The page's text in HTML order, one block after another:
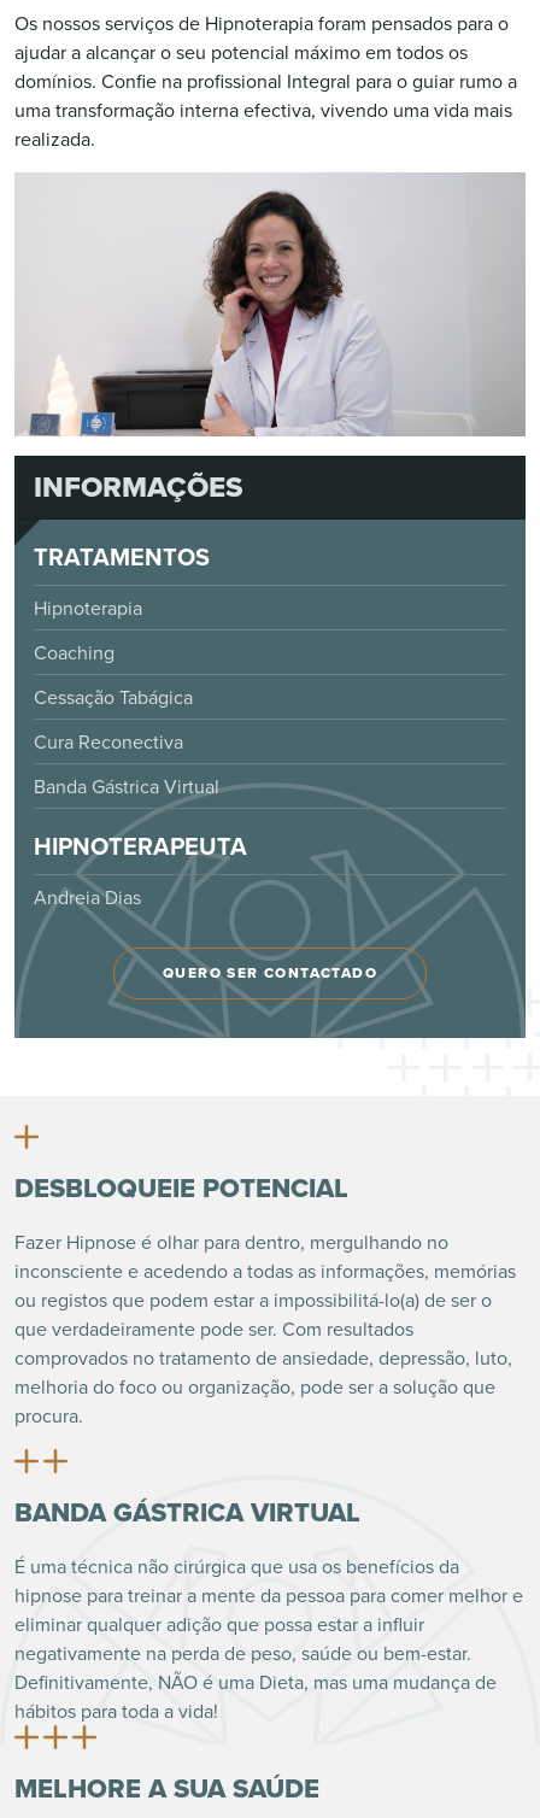
Os nossos serviços de Hipnoterapia foram pensados para o
ajudar a alcançar o seu potencial máximo em todos os
domínios. Confie na profissional Integral para o guiar rumo a
uma transformação interna efectiva, vivendo uma vida mais
realizada.
INFORMAÇÕES
TRATAMENTOS
Hipnoterapia
Coaching
Cessação Tabágica
Cura Reconectiva
Banda Gástrica Virtual
HIPNOTERAPEUTA
Andreia Dias
QUERO SER CONTACTADO
DESBLOQUEIE POTENCIAL
Fazer Hipnose é olhar para dentro, mergulhando no
inconsciente e acedendo a todas as informações, memórias
ou registos que podem estar a impossibilitá-lo(a) de ser o
que verdadeiramente pode ser. Com resultados
comprovados no tratamento de ansiedade, depressão, luto,
melhoria do foco ou organização, pode ser a solução que
procura.
BANDA GÁSTRICA VIRTUAL
É uma técnica não cirúrgica que usa os benefícios da
hipnose para treinar a mente da pessoa para comer melhor e
eliminar qualquer adição que possa estar a influir
negativamente na perda de peso, saúde ou bem-estar.
Definitivamente, NÃO é uma Dieta, mas uma mudança de
hábitos para toda a vida!
MELHORE A SUA SAÚDE